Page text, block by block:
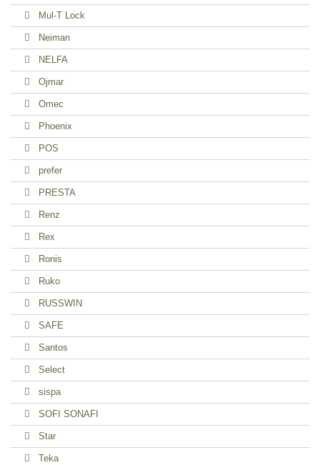
Mul-T Lock
Neiman
NELFA
Ojmar
Omec
Phoenix
POS
prefer
PRESTA
Renz
Rex
Ronis
Ruko
RUSSWIN
SAFE
Santos
Select
sispa
SOFI SONAFI
Star
Teka